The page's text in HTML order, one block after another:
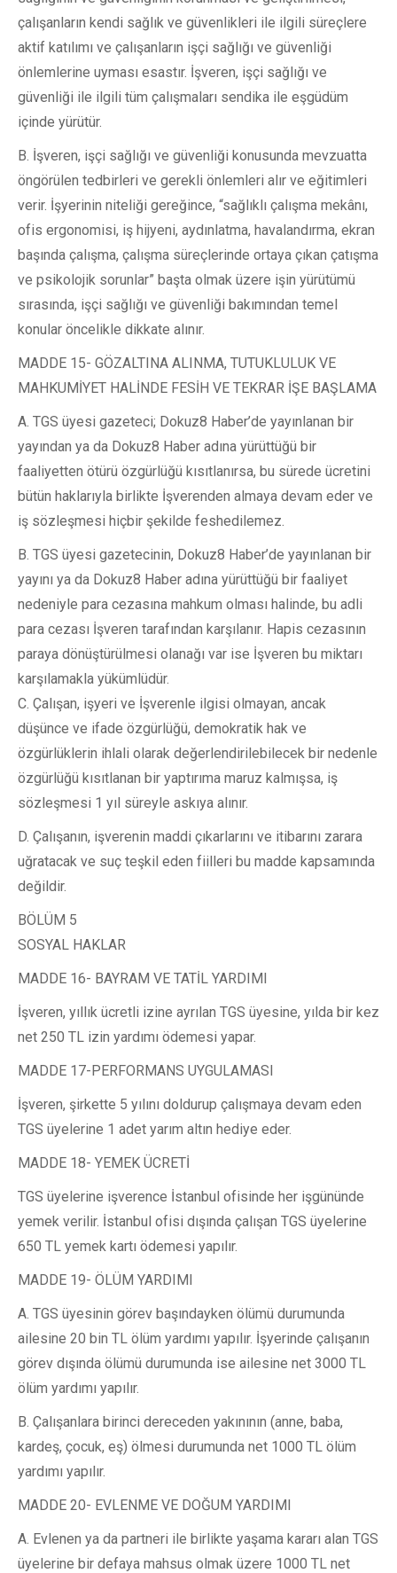
çalışanların kendi sağlık ve güvenlikleri ile ilgili süreçlere
aktif katılımı ve çalışanların işçi sağlığı ve güvenliği
önlemlerine uyması esastır. İşveren, işçi sağlığı ve
güvenliği ile ilgili tüm çalışmaları sendika ile eşgüdüm
içinde yürütür.
B. İşveren, işçi sağlığı ve güvenliği konusunda mevzuatta
öngörülen tedbirleri ve gerekli önlemleri alır ve eğitimleri
verir. İşyerinin niteliği gereğince, “sağlıklı çalışma mekânı,
ofis ergonomisi, iş hijyeni, aydınlatma, havalandırma, ekran
başında çalışma, çalışma süreçlerinde ortaya çıkan çatışma
ve psikolojik sorunlar” başta olmak üzere işin yürütümü
sırasında, işçi sağlığı ve güvenliği bakımından temel
konular öncelikle dikkate alınır.
MADDE 15- GÖZALTINA ALINMA, TUTUKLULUK VE
MAHKUMİYET HALİNDE FESİH VE TEKRAR İŞE BAŞLAMA
A. TGS üyesi gazeteci; Dokuz8 Haber’de yayınlanan bir
yayından ya da Dokuz8 Haber adına yürüttüğü bir
faaliyetten ötürü özgürlüğü kısıtlanırsa, bu sürede ücretini
bütün haklarıyla birlikte İşverenden almaya devam eder ve
iş sözleşmesi hiçbir şekilde feshedilemez.
B. TGS üyesi gazetecinin, Dokuz8 Haber’de yayınlanan bir
yayını ya da Dokuz8 Haber adına yürüttüğü bir faaliyet
nedeniyle para cezasına mahkum olması halinde, bu adli
para cezası İşveren tarafından karşılanır. Hapis cezasının
paraya dönüştürülmesi olanağı var ise İşveren bu miktarı
karşılamakla yükümlüdür.
C. Çalışan, işyeri ve İşverenle ilgisi olmayan, ancak
düşünce ve ifade özgürlüğü, demokratik hak ve
özgürlüklerin ihlali olarak değerlendirilebilecek bir nedenle
özgürlüğü kısıtlanan bir yaptırıma maruz kalmışsa, iş
sözleşmesi 1 yıl süreyle askıya alınır.
D. Çalışanın, işverenin maddi çıkarlarını ve itibarını zarara
uğratacak ve suç teşkil eden fiilleri bu madde kapsamında
değildir.
BÖLÜM 5
SOSYAL HAKLAR
MADDE 16- BAYRAM VE TATİL YARDIMI
İşveren, yıllık ücretli izine ayrılan TGS üyesine, yılda bir kez
net 250 TL izin yardımı ödemesi yapar.
MADDE 17-PERFORMANS UYGULAMASI
İşveren, şirkette 5 yılını doldurup çalışmaya devam eden
TGS üyelerine 1 adet yarım altın hediye eder.
MADDE 18- YEMEK ÜCRETİ
TGS üyelerine işverence İstanbul ofisinde her işgününde
yemek verilir. İstanbul ofisi dışında çalışan TGS üyelerine
650 TL yemek kartı ödemesi yapılır.
MADDE 19- ÖLÜM YARDIMI
A. TGS üyesinin görev başındayken ölümü durumunda
ailesine 20 bin TL ölüm yardımı yapılır. İşyerinde çalışanın
görev dışında ölümü durumunda ise ailesine net 3000 TL
ölüm yardımı yapılır.
B. Çalışanlara birinci dereceden yakınının (anne, baba,
kardeş, çocuk, eş) ölmesi durumunda net 1000 TL ölüm
yardımı yapılır.
MADDE 20- EVLENME VE DOĞUM YARDIMI
A. Evlenen ya da partneri ile birlikte yaşama kararı alan TGS
üyelerine bir defaya mahsus olmak üzere 1000 TL net